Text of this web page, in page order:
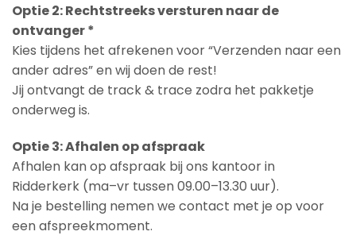
Optie 2: Rechtstreeks versturen naar de
ontvanger *
Kies tijdens het afrekenen voor “Verzenden naar een
ander adres” en wij doen de rest!
Jij ontvangt de track & trace zodra het pakketje
onderweg is.
Optie 3: Afhalen op afspraak
Afhalen kan op afspraak bij ons kantoor in
Ridderkerk (ma–vr tussen 09.00–13.30 uur).
Na je bestelling nemen we contact met je op voor
een afspreekmoment.